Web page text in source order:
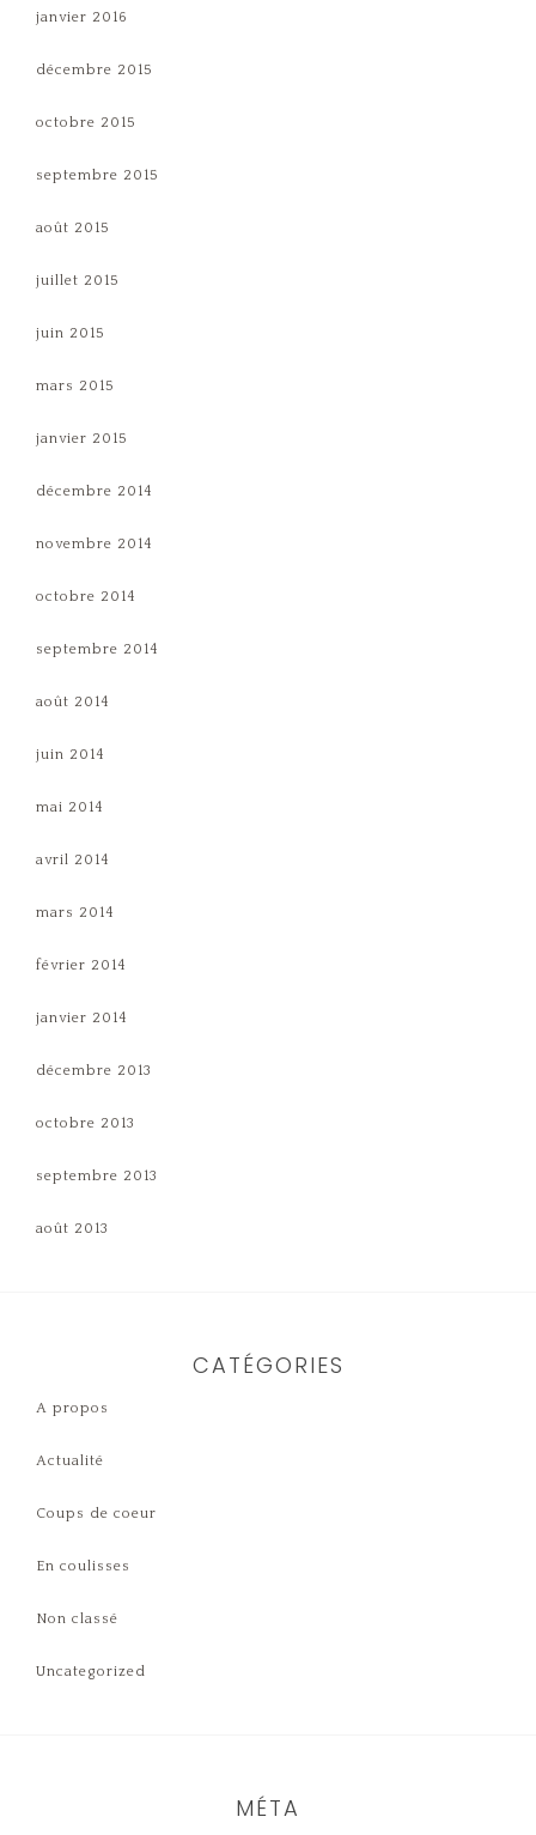
janvier 2016
décembre 2015
octobre 2015
septembre 2015
août 2015
juillet 2015
juin 2015
mars 2015
janvier 2015
décembre 2014
novembre 2014
octobre 2014
septembre 2014
août 2014
juin 2014
mai 2014
avril 2014
mars 2014
février 2014
janvier 2014
décembre 2013
octobre 2013
septembre 2013
août 2013
CATÉGORIES
A propos
Actualité
Coups de coeur
En coulisses
Non classé
Uncategorized
MÉTA